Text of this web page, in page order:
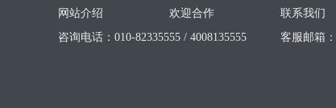
网站介绍 欢迎合作 联系我们
咨询电话：010-82335555 / 4008135555
客服邮箱：